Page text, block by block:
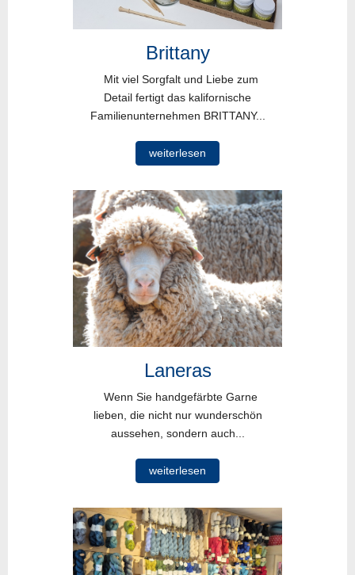
Brittany
Mit viel Sorgfalt und Liebe zum
Detail fertigt das kalifornische
Familienunternehmen BRITTANY...
weiterlesen
Laneras
Wenn Sie handgefärbte Garne
lieben, die nicht nur wunderschön
aussehen, sondern auch...
weiterlesen